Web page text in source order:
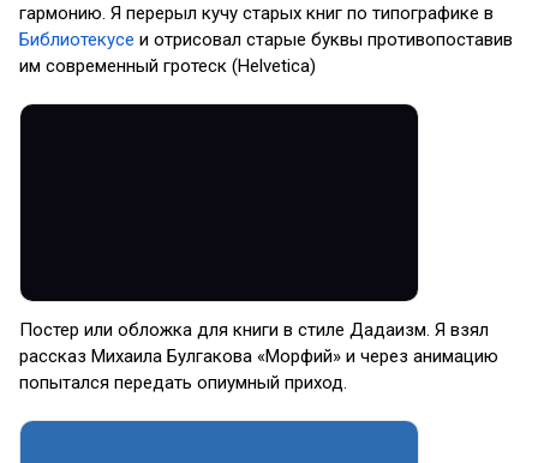
гармонию. Я перерыл кучу старых книг по типографике в
Библиотекусе и отрисовал старые буквы противопоставив
им современный гротеск (Helvetica)
Постер или обложка для книги в стиле Дадаизм. Я взял
рассказ Михаила Булгакова «Морфий» и через анимацию
попытался передать опиумный приход.